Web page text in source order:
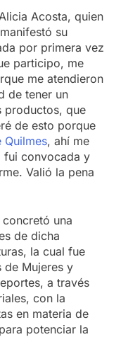
Acosta, quien
su
por primera vez
participo, me
me atendieron
de tener un
productos, que
de esto porque
Quilmes, ahí me
fui convocada y
Valió la pena
una
de dicha
la cual fue
de Mujeres y
a través
con la
en materia de
potenciar la